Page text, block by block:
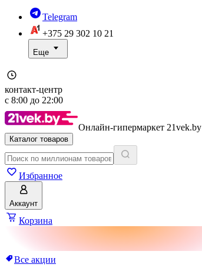
Telegram
+375 29 302 10 21
Еще
контакт-центр
с 8:00 до 22:00
Онлайн-гипермаркет 21vek.by
Каталог товаров
Избранное
Аккаунт
Корзина
Все акции